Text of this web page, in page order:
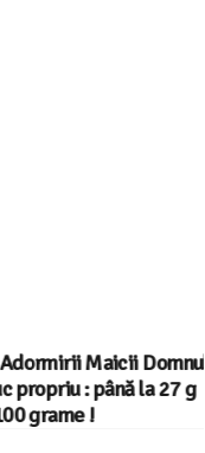
Maicii Domnului !
: până la 27 g
!